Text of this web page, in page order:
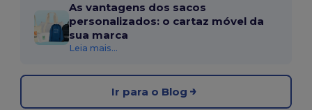
As vantagens dos sacos
personalizados: o cartaz móvel da
sua marca
Leia mais...
Ir para o Blog